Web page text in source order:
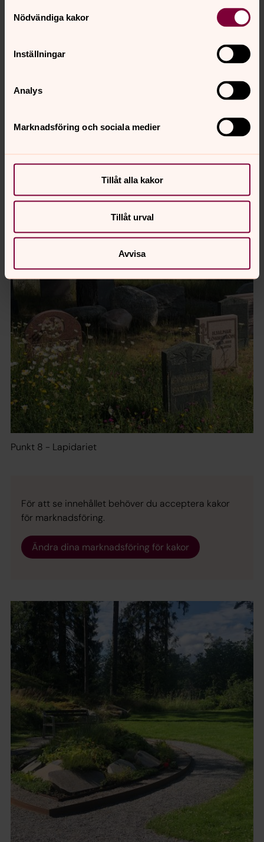
Nödvändiga kakor
Inställningar
Analys
Marknadsföring och sociala medier
Tillåt alla kakor
Tillåt urval
Avvisa
För att se innehållet behöver du acceptera kakor
Punkt 8 - Lapidariet
För att se innehållet behöver du acceptera kakor
för marknadsföring.
Ändra dina marknadsföring för kakor